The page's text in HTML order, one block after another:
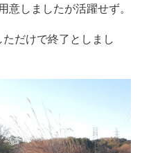
しましたが活躍せず。
だけで終了としまし